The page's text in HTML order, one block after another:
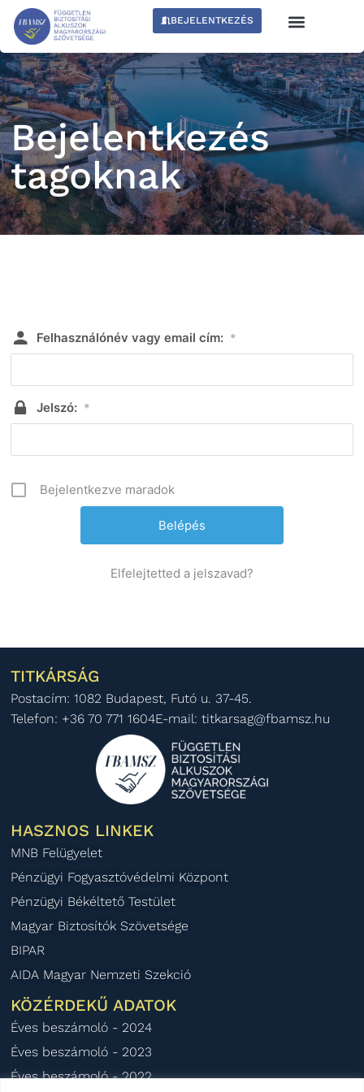
BEJELENTKEZÉS
Bejelentkezés
tagoknak
Felhasználónév vagy email cím: *
Jelszó: *
Bejelentkezve maradok
Elfelejtetted a jelszavad?
TITKÁRSÁG
Postacím: 1082 Budapest, Futó u. 37-45.
Telefon: +36 70 771 1604E-mail: titkarsag@fbamsz.hu
HASZNOS LINKEK
MNB Felügyelet
Pénzügyi Fogyasztóvédelmi Központ
Pénzügyi Békéltető Testület
Magyar Biztosítók Szövetsége
BIPAR
AIDA Magyar Nemzeti Szekció
KÖZÉRDEKŰ ADATOK
Éves beszámoló - 2024
Éves beszámoló - 2023
Éves beszámoló - 2022